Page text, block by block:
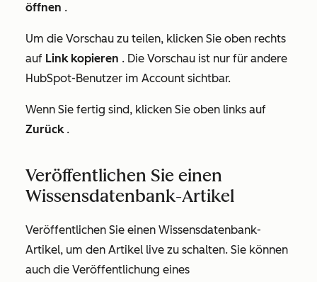
öffnen .
Um die Vorschau zu teilen, klicken Sie oben rechts
auf Link kopieren . Die Vorschau ist nur für andere
HubSpot-Benutzer im Account sichtbar.
Wenn Sie fertig sind, klicken Sie oben links auf
Zurück.
Veröffentlichen Sie einen
Wissensdatenbank-Artikel
Veröffentlichen Sie einen Wissensdatenbank-
Artikel, um den Artikel live zu schalten. Sie können
auch die Veröffentlichung eines